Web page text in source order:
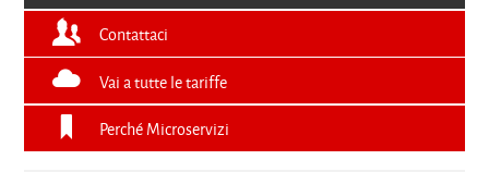
Contattaci
Vai a tutte le tariffe
Perché Microservizi